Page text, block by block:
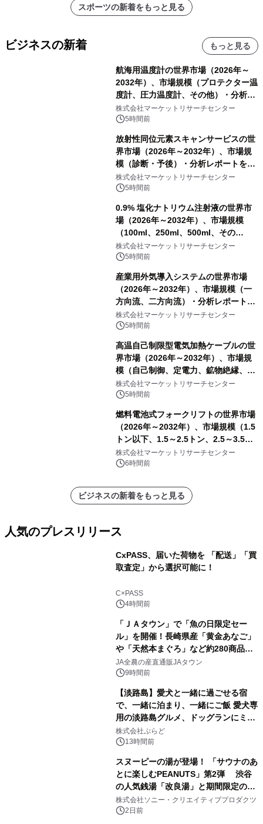
スポーツの新着をもっと見る
ビジネスの新着 もっと見る
航海用温度計の世界市場（2026年～
2032年）、市場規模（プロテクター温
度計、圧力温度計、その他）・分析レ
ポートを発表
株式会社マーケットリサーチセンター
5時間前
放射性同位元素スキャンサービスの世
界市場（2026年～2032年）、市場規
模（診断・予後）・分析レポートを発
表
株式会社マーケットリサーチセンター
5時間前
0.9% 塩化ナトリウム注射液の世界市
場（2026年～2032年）、市場規模
（100ml、250ml、500ml、その
他）・分析レポートを発表
株式会社マーケットリサーチセンター
5時間前
産業用外気導入システムの世界市場
（2026年～2032年）、市場規模（一
方向流、二方向流）・分析レポートを
発表
株式会社マーケットリサーチセンター
5時間前
高温自己制限型電気加熱ケーブルの世
界市場（2026年～2032年）、市場規
模（自己制御、定電力、鉱物絶縁、表
皮効果）・分析レポートを発表
株式会社マーケットリサーチセンター
5時間前
燃料電池式フォークリフトの世界市場
（2026年～2032年）、市場規模（1.5
トン以下、1.5～2.5トン、2.5～3.5ト
ン、3.5～5.0トン、その他）・分析レ
ポートを発表
株式会社マーケットリサーチセンター
6時間前
ビジネスの新着をもっと見る
人気のプレスリリース
CxPASS、届いた荷物を 「配送」「買
取査定」から選択可能に！
C×PASS
4時間前
「ＪＡタウン」で「魚の日限定セー
ル」を開催！長崎県産「黄金あなご」
や「天然本まぐろ」など約280商品を
販売！～毎月１０日の定例企画～
JA全農の産直通販JAタウン
9時間前
【淡路島】愛犬と一緒に過ごせる宿
で、一緒に泊まり、一緒にご飯 愛犬専
用の淡路島グルメ、ドッグランにミニ
プール グランピングとトレーラーハウ
スの2施設で
株式会社ぷらど
13時間前
スヌーピーの湯が登場！ 「サウナのあ
とに楽しむPEANUTS」第2弾 渋谷
の人気銭湯「改良湯」と期間限定のコ
ラボレーション サウナイキタイコラ
ボグッズも発売決定！
株式会社ソニー・クリエイティブプロダクツ
2日前